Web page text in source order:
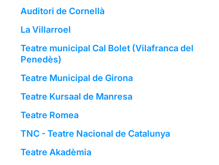
Auditori de Cornellà
La Villarroel
Teatre municipal Cal Bolet (Vilafranca del
Penedès)
Teatre Municipal de Girona
Teatre Kursaal de Manresa
Teatre Romea
TNC - Teatre Nacional de Catalunya
Teatre Akadèmia